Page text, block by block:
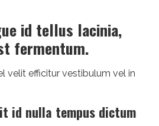
id tellus lacinia,
fermentum.
velit efficitur vestibulum vel in
id nulla tempus dictum